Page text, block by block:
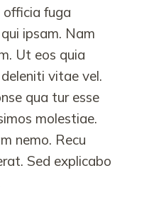
officia fuga
ipsam. Nam
Ut eos quia
vitae vel.
qua tur esse
molestiae.
nemo. Recu
Sed explicabo